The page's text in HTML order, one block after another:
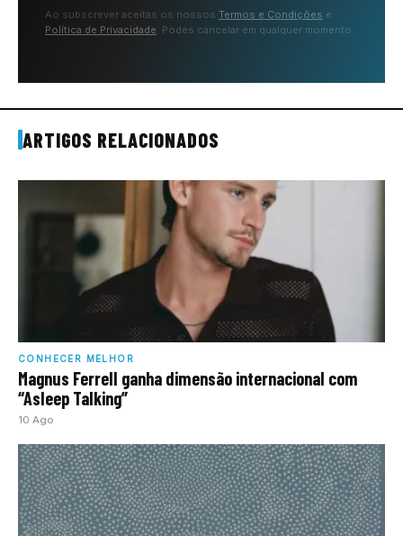
Ao subscrever aceitas os nossos Termos e Condições e
Política de Privacidade. Podes cancelar em qualquer momento.
ARTIGOS RELACIONADOS
CONHECER MELHOR
Magnus Ferrell ganha dimensão internacional com
“Asleep Talking”
10 Ago